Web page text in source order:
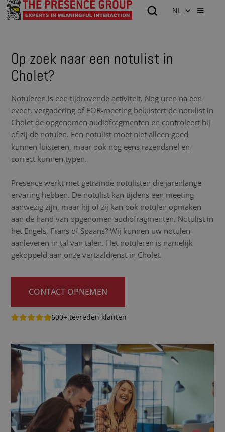
NL
Op zoek naar een notulist in
Cholet?
Notuleren is een tijdrovende activiteit. Nog uren na een
event, vergadering of EOR-meeting beluistert de notulist in
Cholet de opgenomen audiofragmenten en controleert hij
of zij de notulen. Een notulist moet niet alleen goed
kunnen luisteren, maar ook nog eens razendsnel en
correct kunnen typen.
Presence werkt met getrainde notulisten die jarenlange
ervaring hebben. De notulist kan tijdens een meeting
aanwezig zijn, maar hij of zij kan ook notulen opmaken
aan de hand van opgenomen audiofragmenten. Notulist in
het Engels, Frans of Spaans? Wij kunnen uw notulen
aanleveren in tal van talen. Het notuleren is namelijk
gekoppeld aan onze vertaaldienst in Cholet.
CONTACT OPNEMEN
600+ tevreden klanten